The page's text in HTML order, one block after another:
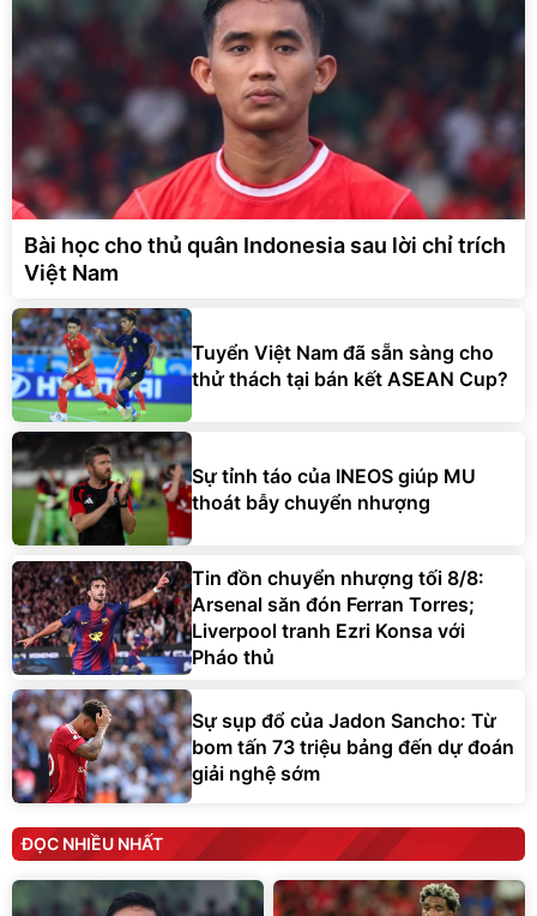
Bài học cho thủ quân Indonesia sau lời chỉ trích
Việt Nam
Tuyển Việt Nam đã sẵn sàng cho
thử thách tại bán kết ASEAN Cup?
Sự tỉnh táo của INEOS giúp MU
thoát bẫy chuyển nhượng
Tin đồn chuyển nhượng tối 8/8:
Arsenal săn đón Ferran Torres;
Liverpool tranh Ezri Konsa với
Pháo thủ
Sự sụp đổ của Jadon Sancho: Từ
bom tấn 73 triệu bảng đến dự đoán
giải nghệ sớm
ĐỌC NHIỀU NHẤT